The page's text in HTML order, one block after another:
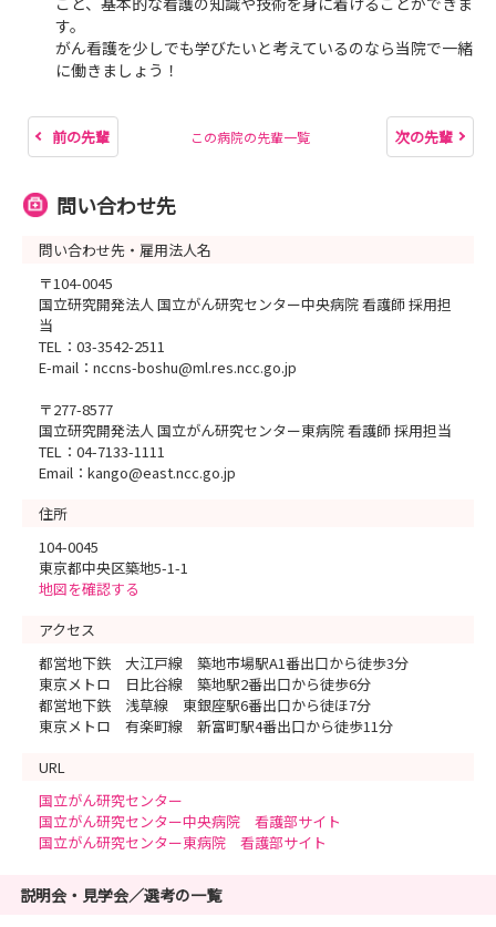
す。
がん看護を少しでも学びたいと考えているのなら当院で一緒
に働きましょう！
前の先輩 この病院の先輩一覧 次の先輩
問い合わせ先
問い合わせ先・雇用法人名
〒104-0045
国立研究開発法人 国立がん研究センター中央病院 看護師 採用担
当
TEL：03-3542-2511
E-mail：nccns-boshu@ml.res.ncc.go.jp
〒277-8577
国立研究開発法人 国立がん研究センター東病院 看護師 採用担当
TEL：04-7133-1111
Email：kango@east.ncc.go.jp
住所
104-0045
東京都中央区築地5-1-1
地図を確認する
アクセス
都営地下鉄 大江戸線 築地市場駅A1番出口から徒歩3分
東京メトロ 日比谷線 築地駅2番出口から徒歩6分
都営地下鉄 浅草線 東銀座駅6番出口から徒ほ7分
東京メトロ 有楽町線 新富町駅4番出口から徒歩11分
URL
国立がん研究センター
国立がん研究センター中央病院 看護部サイト
国立がん研究センター東病院 看護部サイト
説明会・見学会／選考の一覧